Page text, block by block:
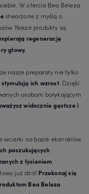
W ofercie Bea Beleza
stworzone z myślą o
Nasze produkty są
regenerację
głowy.
nasze preparaty nie tylko
ich wzrost. Dzięki
osobom borykającym
widocznie gęstsze i
wcierki na bazie ekstraktów
poszukujących
z łysieniem
już dziś! Przekonaj się
Bea Beleza